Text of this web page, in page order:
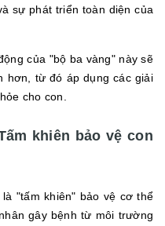
sự phát triển toàn diện của
của "bộ ba vàng" này sẽ
hơn, từ đó áp dụng các giải
cho con.
khiên bảo vệ con
"tấm khiên" bảo vệ cơ thể
gây bệnh từ môi trường